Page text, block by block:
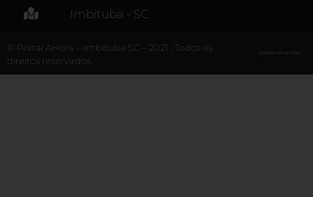
Imbituba - SC
© Portal AHora – Imbituba SC – 2021 . Todos os
direitos reservados.
Desenvolvido por